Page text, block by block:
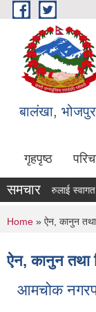
Skip to main content
बालंखा,
गृहपृष्ठ
मा यहाँहरुलाई स्वागत छ
समचार
You are
Home » ऐन, कानुन तथा
ऐन, कानुन तथा
आमचोक